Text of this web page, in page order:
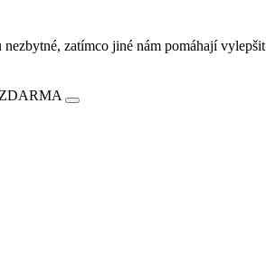
zatímco jiné nám pomáhají